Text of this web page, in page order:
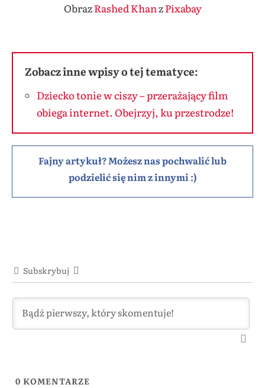
ObrazRashed KhanzPixabay
Zobacz inne wpisy o tej tematyce:
Dziecko tonie w ciszy – przerażający film
obiega internet. Obejrzyj, ku przestrodze!
Fajny artykuł? Możesz nas pochwalić lub
podzielić się nim z innymi :)
Subskrybuj
0 KOMENTARZE